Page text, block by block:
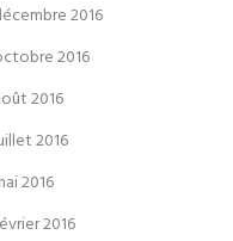
2016
2016
2016
2016
2016
2016